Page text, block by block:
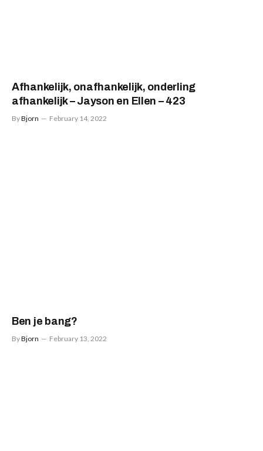
Afhankelijk, onafhankelijk, onderling
afhankelijk – Jayson en Ellen – 423
ByBjorn February 14, 2022
Ben je bang?
ByBjorn February 13, 2022